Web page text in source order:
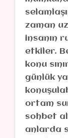
zaman
insanın
etkiler.
konu
günlük
ortam
sohbet
anlarda